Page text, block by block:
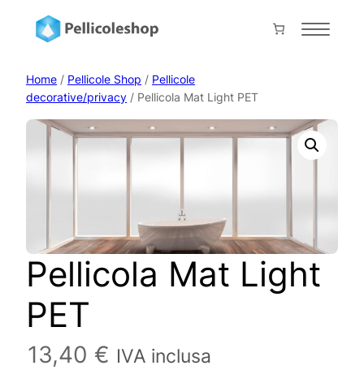
Home
About
Servizi
Shop
Progetti
Collabora con noi
Il mio account
Carrello
Pagamento
Home / Pellicole Shop / Pellicole
decorative/privacy / Pellicola Mat Light PET
Pellicola Mat Light
PET
13,40 € IVA inclusa